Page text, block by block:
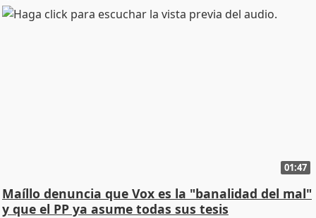
01:47
Maíllo denuncia que Vox es la "banalidad del mal"
y que el PP ya asume todas sus tesis